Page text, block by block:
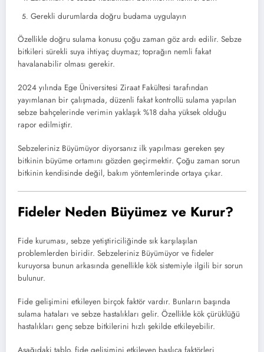
Gerekli durumlarda doğru budama uygulayın
Özellikle doğru sulama konusu çoğu zaman göz ardı edilir. Sebze
bitkileri sürekli suya ihtiyaç duymaz; toprağın nemli fakat
havalanabilir olması gerekir.
2024 yılında Ege Üniversitesi Ziraat Fakültesi tarafından
yayımlanan bir çalışmada, düzenli fakat kontrollü sulama yapılan
sebze bahçelerinde verimin yaklaşık %18 daha yüksek olduğu
rapor edilmiştir.
Sebzeleriniz Büyümüyor diyorsanız ilk yapılması gereken şey
bitkinin büyüme ortamını gözden geçirmektir. Çoğu zaman sorun
bitkinin kendisinde değil, bakım yöntemlerinde ortaya çıkar.
Fideler Neden Büyümez ve Kurur?
Fide kuruması, sebze yetiştiriciliğinde sık karşılaşılan
problemlerden biridir. Sebzeleriniz Büyümüyor ve fideler
kuruyorsa bunun arkasında genellikle kök sistemiyle ilgili bir sorun
bulunur.
Fide gelişimini etkileyen birçok faktör vardır. Bunların başında
sulama hataları ve sebze hastalıkları gelir. Özellikle kök çürüklüğü
hastalıkları genç sebze bitkilerini hızlı şekilde etkileyebilir.